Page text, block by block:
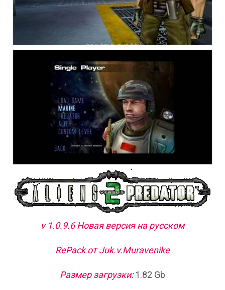
v 1.0.9.6 Новая версия на русском
RePack от Juk.v.Muravenike
Размер загрузки:1.82 Gb